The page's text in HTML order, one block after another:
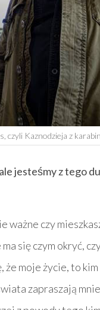
czyli Kaznodzieja z
jesteśmy z tego
ważne czy
się czym okryć,
moje życie, to
zapraszają